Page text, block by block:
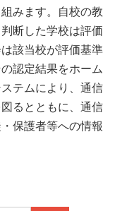
みます。自校の教
断した学校は評価
該当校が評価基準
認定結果をホーム
テムにより、通信
るとともに、通信
保護者等への情報